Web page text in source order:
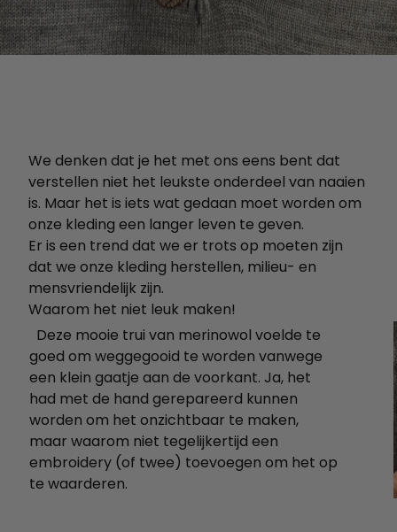
We denken dat je het met ons eens bent dat
verstellen niet het leukste onderdeel van naaien
is. Maar het is iets wat gedaan moet worden om
onze kleding een langer leven te geven.
Er is een trend dat we er trots op moeten zijn
dat we onze kleding herstellen, milieu- en
mensvriendelijk zijn.
Waarom het niet leuk maken!
Deze mooie trui van merinowol voelde te
goed om weggegooid te worden vanwege
een klein gaatje aan de voorkant. Ja, het
had met de hand gerepareerd kunnen
worden om het onzichtbaar te maken,
maar waarom niet tegelijkertijd een
embroidery (of twee) toevoegen om het op
te waarderen.